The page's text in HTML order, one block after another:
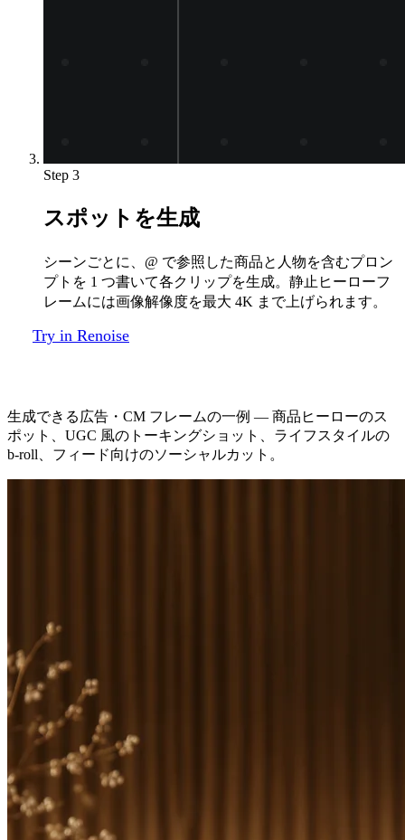
Step 3
スポットを生成
シーンごとに、@ で参照した商品と人物を含むプロン
プトを 1 つ書いて各クリップを生成。静止ヒーローフ
レームには画像解像度を最大 4K まで上げられます。
Try in Renoise
生成できる広告・CM フレームの一例 — 商品ヒーローのス
ポット、UGC 風のトーキングショット、ライフスタイルの
b-roll、フィード向けのソーシャルカット。